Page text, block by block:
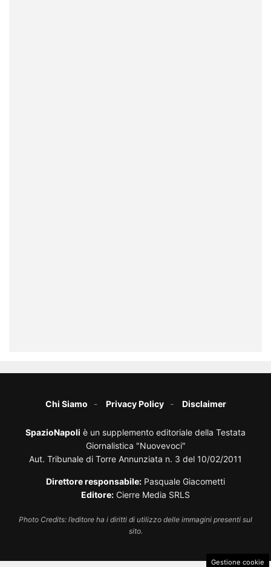
Chi Siamo Privacy Policy Disclaimer
SpazioNapoli è un supplemento editoriale della Testata
Giornalistica "Nuovevoci"
Aut. Tribunale di Torre Annunziata n. 3 del 10/02/2011
Direttore responsabile: Pasquale Giacometti
Editore: Cierre Media SRLS
Photo Credits: l’editore ha i diritti di utilizzo delle immagini presenti sul
sito.
Gestione cookie